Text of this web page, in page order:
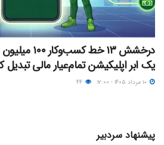
درخشش ۱۳ خط
یک ابر اپلیکیشن تمام‌عیار مالی تبدیل
پیشنهاد سردبیر